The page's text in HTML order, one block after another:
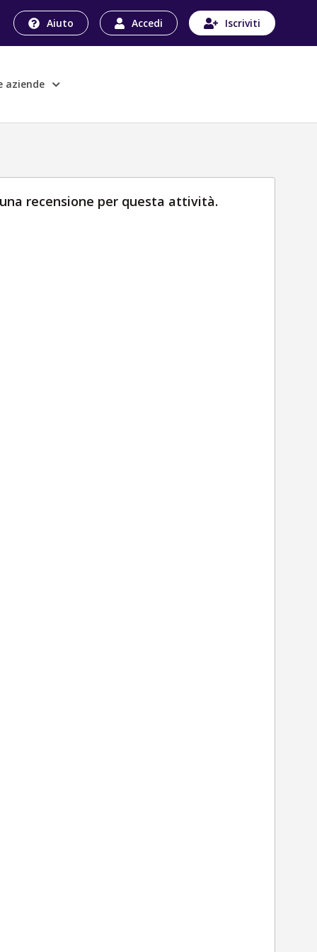
Aiuto Accedi Iscriviti
aziende
recensione per questa attività.